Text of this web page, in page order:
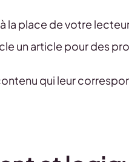
la place de votre
un article pour des
qui leur